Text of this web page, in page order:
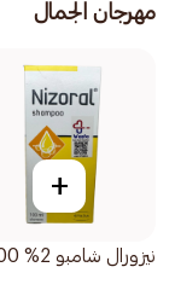
مهرجان الجمال
+
نيزورال شامبو 2% 100مل